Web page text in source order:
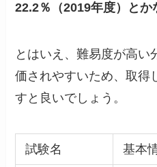
22.2％（2019年度）とか
とはいえ、難易度が高い
価されやすいため、取得
すと良いでしょう。
試験名 基本